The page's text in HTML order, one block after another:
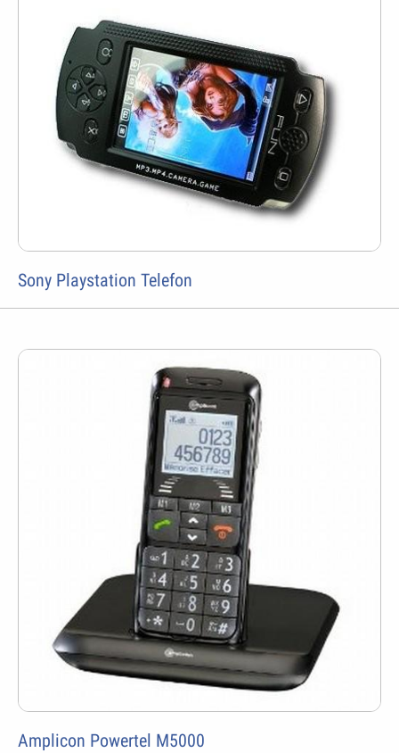
Sony Playstation Telefon
Amplicon Powertel M5000